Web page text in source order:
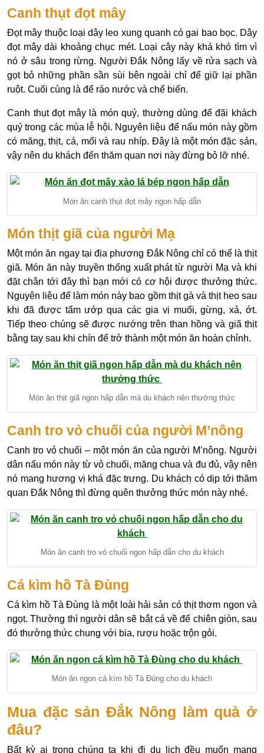
Canh thụt đọt mây
Đọt mây thuộc loại dây leo xung quanh có gai bao bọc. Dây
đọt mây dài khoảng chục mét. Loại cây này khá khó tìm vì
nó ở sâu trong rừng. Người Đắk Nông lấy về rửa sạch và
gọt bỏ những phần sần sùi bên ngoài chỉ để giữ lại phần
ruột. Cuối cùng là để ráo nước và chế biến.
Canh thụt đọt mây là món quý, thường dùng để đãi khách
quý trong các mùa lễ hội. Nguyên liệu để nấu món này gồm
có măng, thịt, cá, mối và rau nhíp. Đây là một món đặc sản,
vậy nên du khách đến thăm quan nơi này đừng bỏ lỡ nhé.
Món ăn canh thụt đọt mây ngon hấp dẫn
Món thịt giã của người Mạ
Một món ăn ngay tại địa phương Đắk Nông chỉ có thể là thịt
giã. Món ăn này truyền thống xuất phát từ người Mạ và khi
đặt chân tới đây thì bạn mới có cơ hội được thưởng thức.
Nguyên liệu để làm món này bao gồm thịt gà và thịt heo sau
khi đã được tẩm ướp qua các gia vị muối, gừng, xả, ớt.
Tiếp theo chúng sẽ được nướng trên than hồng và giã thịt
bằng tay sau khi chín để trở thành một món ăn hoàn chỉnh.
Món ăn thịt giã ngon hấp dẫn mà du khách nên thưởng thức
Canh tro vỏ chuối của người M’nông
Canh tro vỏ chuối – một món ăn của người M’nông. Người
dân nấu món này từ vỏ chuối, măng chua và đu đủ, vậy nên
nó mang hương vị khá đặc trưng. Du khách có dịp tới thăm
quan Đắk Nông thì đừng quên thưởng thức món này nhé.
Món ăn canh tro vỏ chuối ngon hấp dẫn cho du khách
Cá kìm hồ Tà Đùng
Cá kìm hồ Tà Đùng là một loài hải sản có thịt thơm ngon và
ngọt. Thường thì người dân sẽ bắt cá về để chiên giòn, sau
đó thưởng thức chung với bia, rượu hoặc trộn gỏi.
Món ăn ngon cá kìm hồ Tà Đùng cho du khách
Mua đặc sản Đắk Nông làm quà ở
đâu?
Bất kỳ ai trong chúng ta khi đi du lịch đều muốn mang